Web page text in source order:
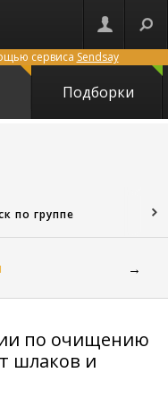
сервиса Sendsay
Подборки
по группе
→
по очищению
шлаков и